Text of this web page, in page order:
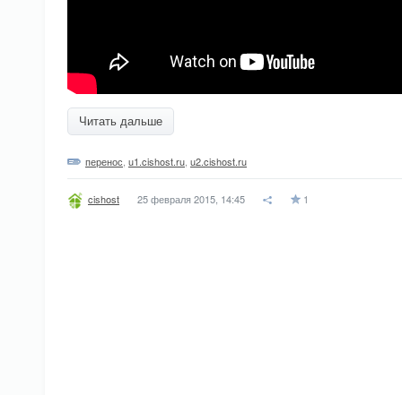
Читать дальше
перенос u1.cishost.ru u2.cishost.ru
cishost 25 февраля 2015, 14:45 1